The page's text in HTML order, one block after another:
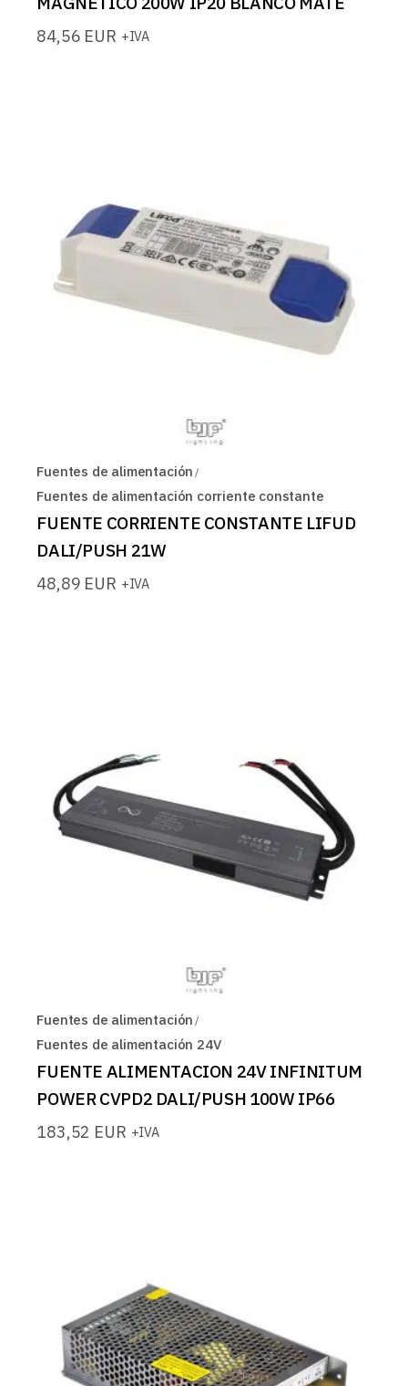
84,56 EUR +IVA
Fuentes de alimentación
Fuentes de alimentación corriente constante
FUENTE CORRIENTE CONSTANTE LIFUD
DALI/PUSH 21W
48,89 EUR +IVA
Fuentes de alimentación
Fuentes de alimentación 24V
FUENTE ALIMENTACION 24V INFINITUM
POWER CVPD2 DALI/PUSH 100W IP66
183,52 EUR +IVA